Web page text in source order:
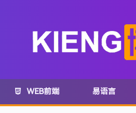
WEB前端 易语言